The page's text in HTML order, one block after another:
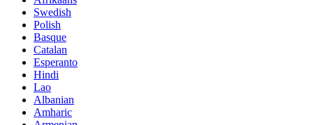
Swedish
Polish
Basque
Catalan
Esperanto
Hindi
Lao
Albanian
Amharic